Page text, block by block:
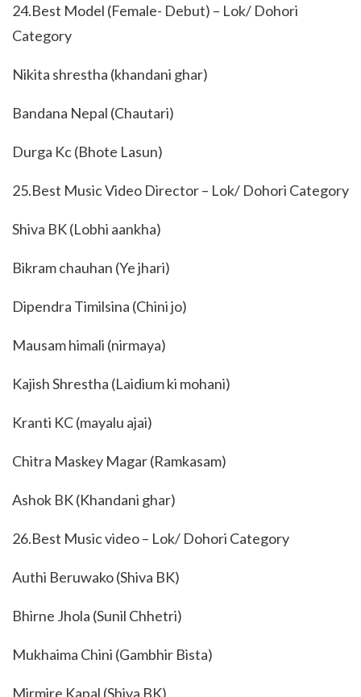
24.Best Model (Female- Debut) – Lok/ Dohori
Category
Nikita shrestha (khandani ghar)
Bandana Nepal (Chautari)
Durga Kc (Bhote Lasun)
25.Best Music Video Director – Lok/ Dohori Category
Shiva BK (Lobhi aankha)
Bikram chauhan (Ye jhari)
Dipendra Timilsina (Chini jo)
Mausam himali (nirmaya)
Kajish Shrestha (Laidium ki mohani)
Kranti KC (mayalu ajai)
Chitra Maskey Magar (Ramkasam)
Ashok BK (Khandani ghar)
26.Best Music video – Lok/ Dohori Category
Authi Beruwako (Shiva BK)
Bhirne Jhola (Sunil Chhetri)
Mukhaima Chini (Gambhir Bista)
Mirmire Kapal (Shiva BK)